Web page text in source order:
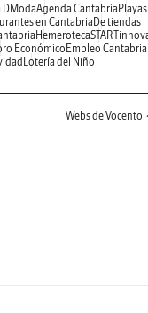
DModaAgenda CantabriaPlayas
en CantabriaDe tiendas
Hemeroteca
EconómicoEmpleo Cantabria
Lotería del Niño
Webs de Vocento